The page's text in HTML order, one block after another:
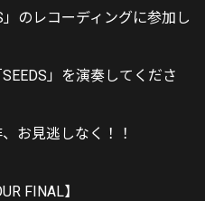
のレコーディングに参加し
」を演奏してくださ
お見逃しなく！！
FINAL】